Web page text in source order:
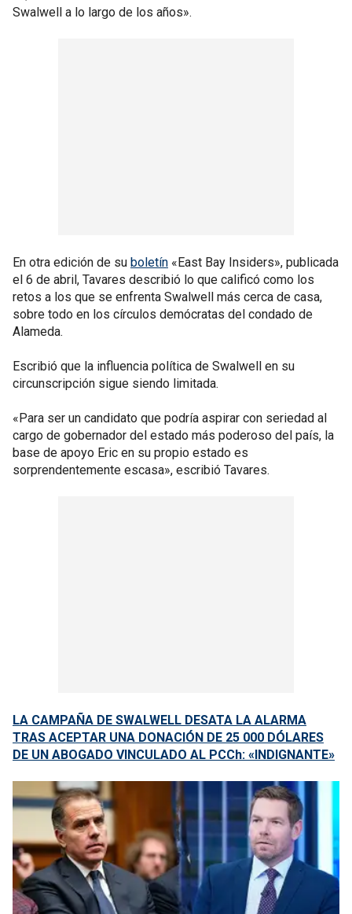
Swalwell a lo largo de los años».
En otra edición de su boletín «East Bay Insiders», publicada
el 6 de abril, Tavares describió lo que calificó como los
retos a los que se enfrenta Swalwell más cerca de casa,
sobre todo en los círculos demócratas del condado de
Alameda.
Escribió que la influencia política de Swalwell en su
circunscripción sigue siendo limitada.
«Para ser un candidato que podría aspirar con seriedad al
cargo de gobernador del estado más poderoso del país, la
base de apoyo Eric en su propio estado es
sorprendentemente escasa», escribió Tavares.
LA CAMPAÑA DE SWALWELL DESATA LA ALARMA
TRAS ACEPTAR UNA DONACIÓN DE 25 000 DÓLARES
DE UN ABOGADO VINCULADO AL PCCh: «INDIGNANTE»